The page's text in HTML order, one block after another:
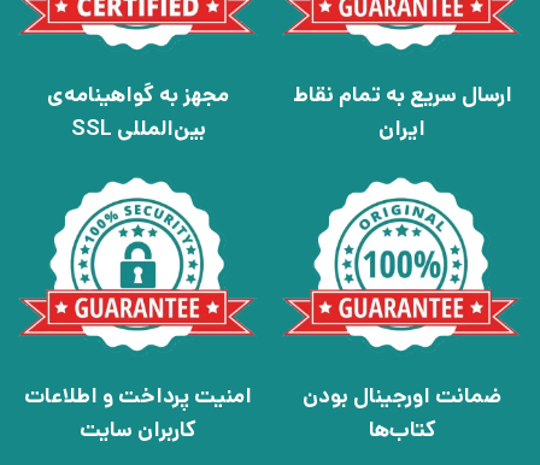
ارسال سریع به تمام نقاط
ایران
مجهز به گواهینامه‌ی
بین‌المللی SSL
ضمانت اورجینال بودن
کتاب‌ها
امنیت پرداخت و اطلاعات
کاربران سایت